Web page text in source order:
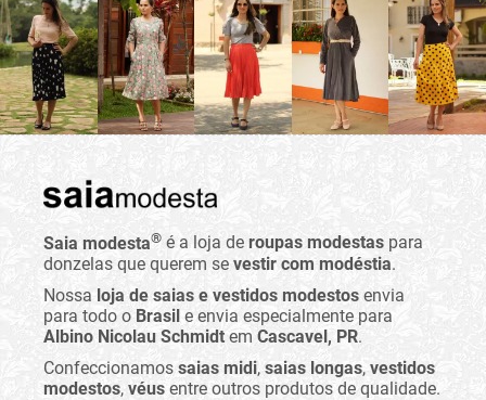
Saia modesta® é a loja de roupas modestas para
donzelas que querem se vestir com modéstia.
Nossa loja de saias e vestidos modestos envia
para todo o Brasil e envia especialmente para
Albino Nicolau Schmidt em Cascavel, PR.
Confeccionamos saias midi, saias longas, vestidos
modestos, véus entre outros produtos de qualidade.